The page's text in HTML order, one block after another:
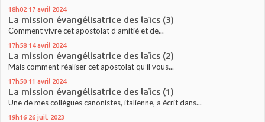
18h02 17 avril 2024
La mission évangélisatrice des laïcs (3)
Comment vivre cet apostolat d’amitié et de...
17h58 14 avril 2024
La mission évangélisatrice des laïcs (2)
Mais comment réaliser cet apostolat qu’il vous...
17h50 11 avril 2024
La mission évangélisatrice des laïcs (1)
Une de mes collègues canonistes, italienne, a écrit dans...
19h16 26 juil. 2023